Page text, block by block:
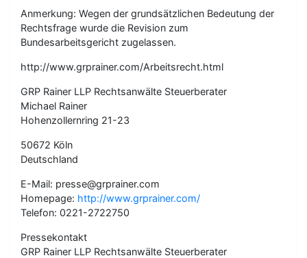
Anmerkung: Wegen der grundsätzlichen Bedeutung der
Rechtsfrage wurde die Revision zum
Bundesarbeitsgericht zugelassen.
http://www.grprainer.com/Arbeitsrecht.html
GRP Rainer LLP Rechtsanwälte Steuerberater
Michael Rainer
Hohenzollernring 21-23
50672 Köln
Deutschland
E-Mail: presse@grprainer.com
Homepage: http://www.grprainer.com/
Telefon: 0221-2722750
Pressekontakt
GRP Rainer LLP Rechtsanwälte Steuerberater